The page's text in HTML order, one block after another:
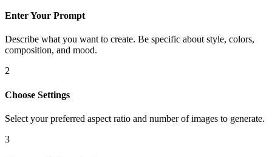
Enter Your Prompt
Describe what you want to create. Be specific about style, colors,
composition, and mood.
2
Choose Settings
Select your preferred aspect ratio and number of images to generate.
3